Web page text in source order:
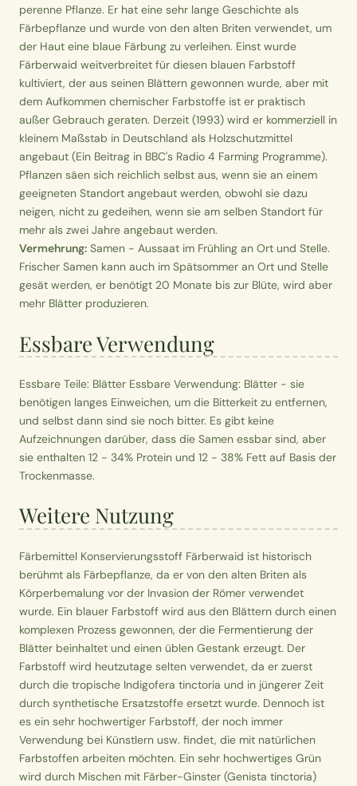
perenne Pflanze. Er hat eine sehr lange Geschichte als
Färbepflanze und wurde von den alten Briten verwendet, um
der Haut eine blaue Färbung zu verleihen. Einst wurde
Färberwaid weitverbreitet für diesen blauen Farbstoff
kultiviert, der aus seinen Blättern gewonnen wurde, aber mit
dem Aufkommen chemischer Farbstoffe ist er praktisch
außer Gebrauch geraten. Derzeit (1993) wird er kommerziell in
kleinem Maßstab in Deutschland als Holzschutzmittel
angebaut (Ein Beitrag in BBC's Radio 4 Farming Programme).
Pflanzen säen sich reichlich selbst aus, wenn sie an einem
geeigneten Standort angebaut werden, obwohl sie dazu
neigen, nicht zu gedeihen, wenn sie am selben Standort für
mehr als zwei Jahre angebaut werden.
Vermehrung: Samen - Aussaat im Frühling an Ort und Stelle.
Frischer Samen kann auch im Spätsommer an Ort und Stelle
gesät werden, er benötigt 20 Monate bis zur Blüte, wird aber
mehr Blätter produzieren.
Essbare Verwendung
Essbare Teile: Blätter Essbare Verwendung: Blätter - sie
benötigen langes Einweichen, um die Bitterkeit zu entfernen,
und selbst dann sind sie noch bitter. Es gibt keine
Aufzeichnungen darüber, dass die Samen essbar sind, aber
sie enthalten 12 - 34% Protein und 12 - 38% Fett auf Basis der
Trockenmasse.
Weitere Nutzung
Färbemittel Konservierungsstoff Färberwaid ist historisch
berühmt als Färbepflanze, da er von den alten Briten als
Körperbemalung vor der Invasion der Römer verwendet
wurde. Ein blauer Farbstoff wird aus den Blättern durch einen
komplexen Prozess gewonnen, der die Fermentierung der
Blätter beinhaltet und einen üblen Gestank erzeugt. Der
Farbstoff wird heutzutage selten verwendet, da er zuerst
durch die tropische Indigofera tinctoria und in jüngerer Zeit
durch synthetische Ersatzstoffe ersetzt wurde. Dennoch ist
es ein sehr hochwertiger Farbstoff, der noch immer
Verwendung bei Künstlern usw. findet, die mit natürlichen
Farbstoffen arbeiten möchten. Ein sehr hochwertiges Grün
wird durch Mischen mit Färber-Ginster (Genista tinctoria)